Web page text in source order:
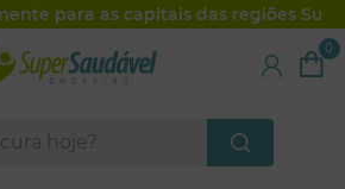
para as capitais das regiões Sul e
fechar
0